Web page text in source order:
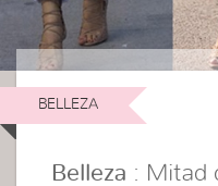
BELLEZA
Belleza : Mitad